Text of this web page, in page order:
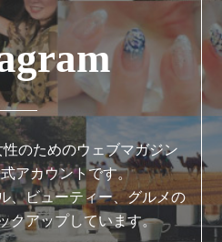
のためのウェブマガジン
アカウントです。
、ビューティー、グルメの
クアップしています。